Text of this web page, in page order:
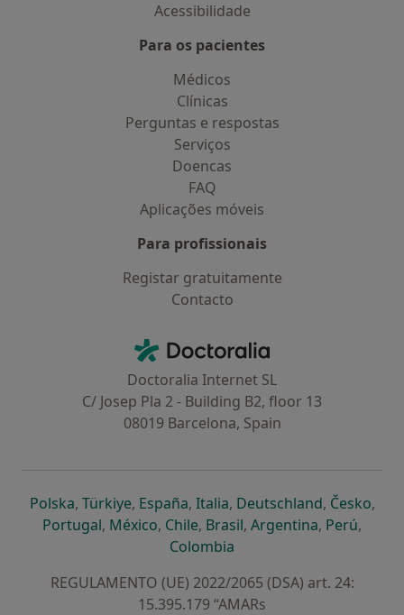
Acessibilidade
Para os pacientes
Médicos
Clínicas
Perguntas e respostas
Serviços
Doencas
FAQ
Aplicações móveis
Para profissionais
Registar gratuitamente
Contacto
Doctoralia - Homepage
Doctoralia Internet SL
C/ Josep Pla 2 - Building B2, floor 13
08019 Barcelona, Spain
Polskaabre num novo separador
, Türkiyeabre num novo separador
, Españaabre num novo separador
, Italiaabre num novo
, Deutschlandabre num
, Česko,
Portugalabre num novo separador
, Méxicoabre num novo separador
, Chileabre num novo separador
, Brasilabre num novo
, Argentinaabre num
, Perúabre
,
Colombia
REGULAMENTO (UE) 2022/2065 (DSA) art. 24:
15.395.179 “AMARs